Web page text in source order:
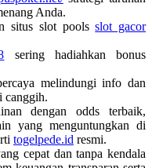
Anda.
situs slot poolsslot gacor
sering hadiahkan bonus
melindungi info dan
canggih.
dengan odds terbaik,
yang menguntungkan di
togelpede.id resmi.
cepat dan tanpa kendala